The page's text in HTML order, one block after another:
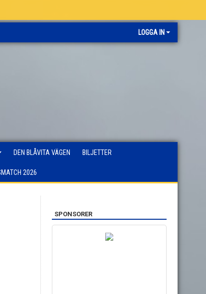
LOGGA IN
DEN BLÅVITA VÄGEN BILJETTER
2026
SPONSORER